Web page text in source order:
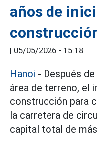
años de
| 05/05/2026 - 15:18
Hanoi - Después
área de terreno, el
construcción para
la carretera de
capital total de